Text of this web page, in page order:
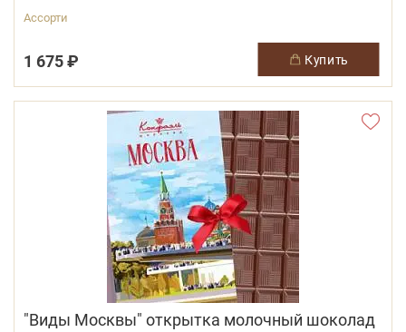
Ассорти
1 675 ₽ купить
"Виды Москвы" открытка молочный шоколад